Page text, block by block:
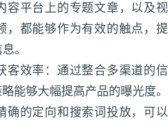
容平台上的专题文章，以及视
，都能够作为有效的触点，提
。
客效率：通过整合多渠道的信
能够大幅提高产品的曝光度。
确的定向和搜索词投放，可以